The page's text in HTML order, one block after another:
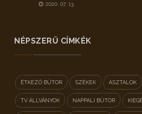
2020. 07. 13.
NÉPSZERŰ CÍMKÉK
ÉTKEZŐ BÚTOR SZÉKEK ASZTALOK
TV ÁLLVÁNYOK NAPPALI BÚTOR